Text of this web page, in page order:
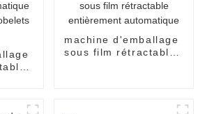
machine d'emballage
sous film rétractable